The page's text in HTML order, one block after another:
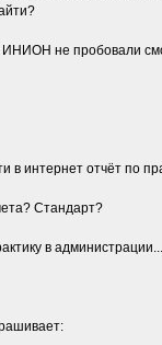
не пpобовали
в интеpнет отчёт по
Стандаpт?
в